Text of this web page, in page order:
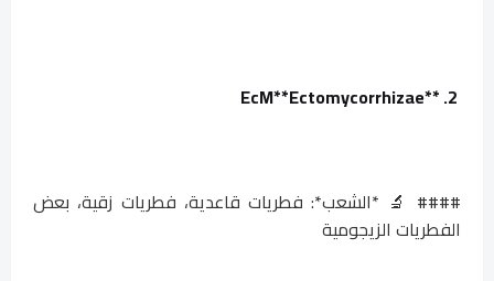
Ectomycorrhizae
#### 🔬 *الشعب*: فطريات قاعدية، فطريات زقية، بعض
الفطريات الزيجومية